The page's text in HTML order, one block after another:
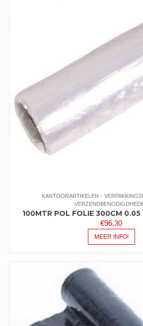
KANTOORARTIKELEN
100MTR POL FOLIE 300CM 0.05
€96,30
MEER INFO!